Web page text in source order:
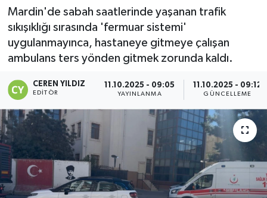
Mardin'de sabah saatlerinde yaşanan trafik
sıkışıklığı sırasında 'fermuar sistemi'
uygulanmayınca, hastaneye gitmeye çalışan
ambulans ters yönden gitmek zorunda kaldı.
CEREN YILDIZ
EDITÖR
11.10.2025 - 09:05
YAYINLANMA
11.10.2025 - 09:12
GÜNCELLEME
Sendika
Kpss - Sınav
Haber Arşivi